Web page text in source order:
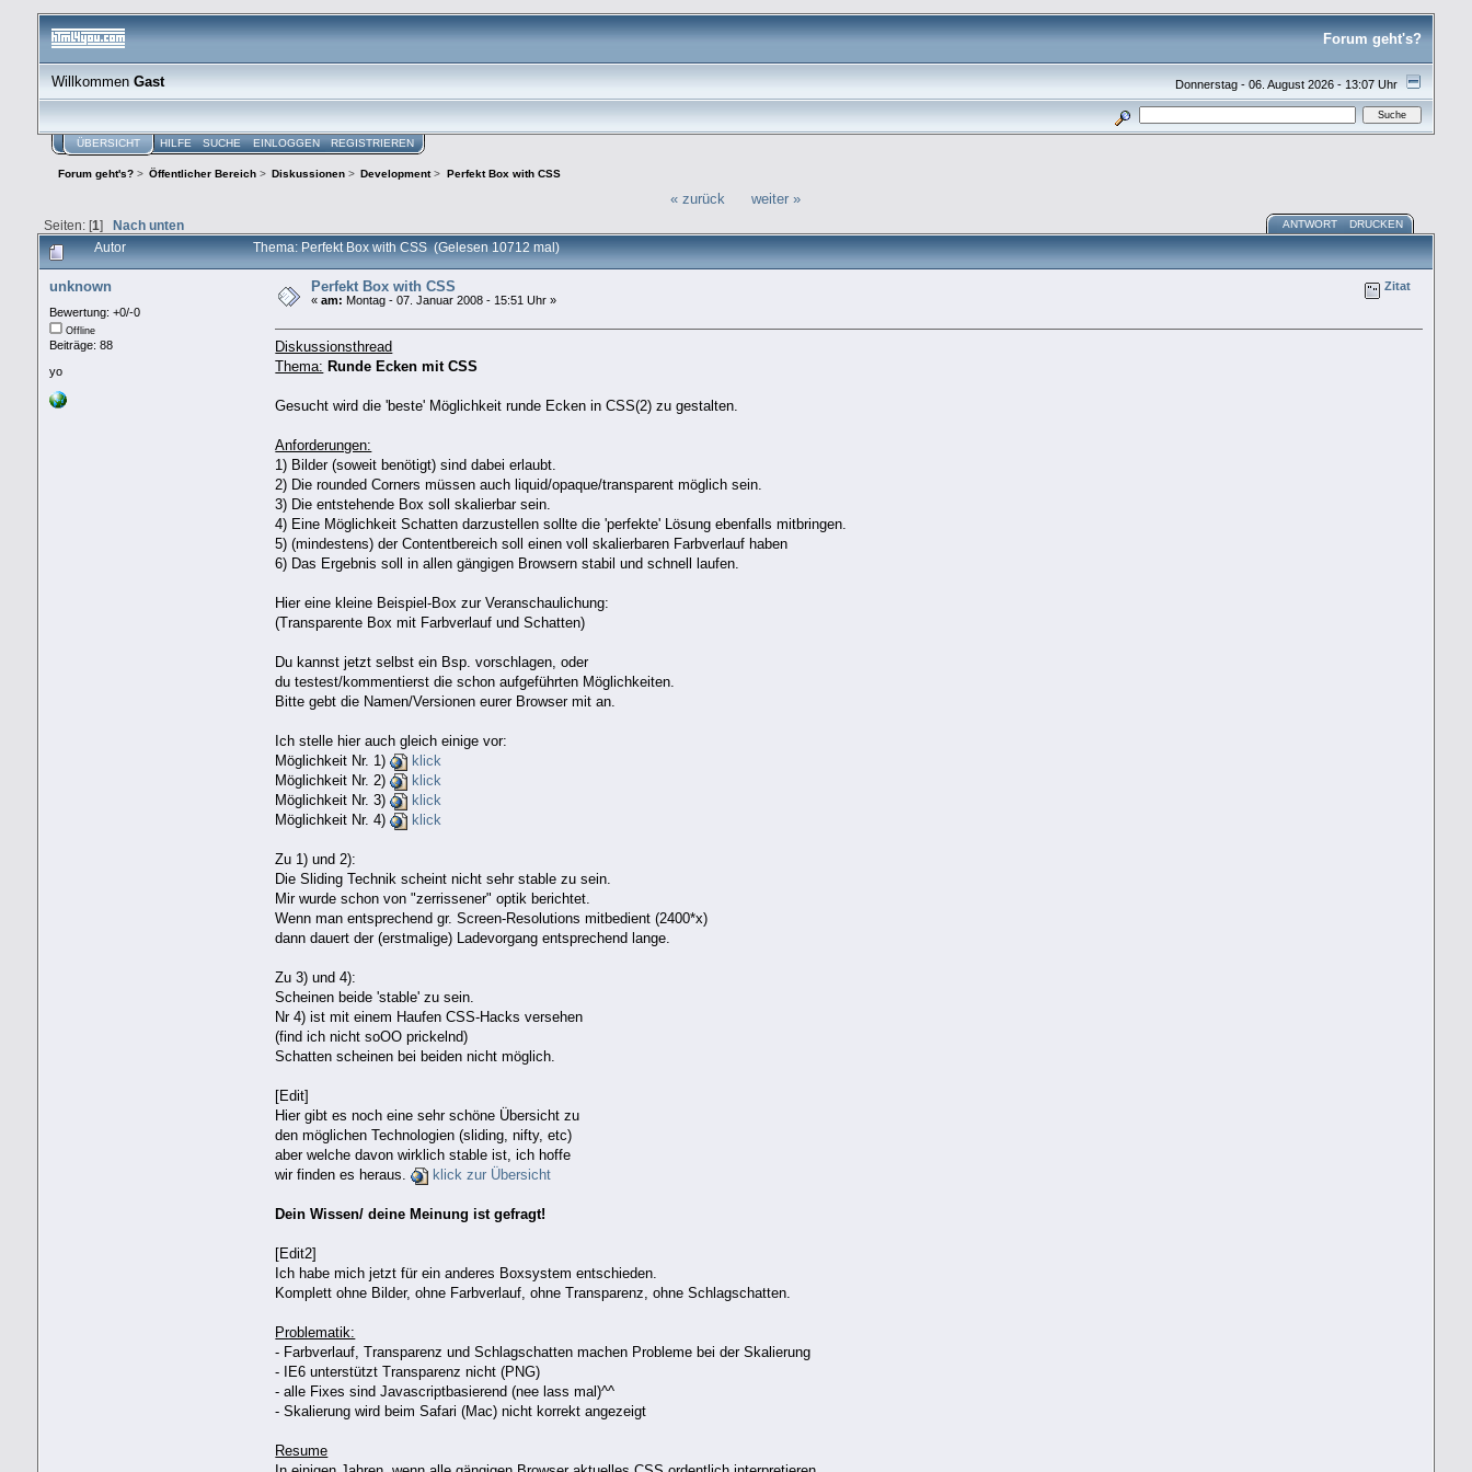
Forum geht's?
Donnerstag - 06. August 2026 - 13:07 Uhr
WillkommenGast
ÜBERSICHT HILFE SUCHE EINLOGGEN REGISTRIEREN
Forum geht's?> Öffentlicher Bereich > Diskussionen > Development> Perfekt Box with CSS
« zurück weiter »
Seiten: [1] Nach unten ANTWORT DRUCKEN
Autor Thema: Perfekt Box with CSS (Gelesen 10712 mal)
unknown
Bewertung: +0/-0
Offline
Beiträge: 88
yo
Perfekt Box with CSS
« am: Montag - 07. Januar 2008 - 15:51 Uhr »
Zitat
Diskussionsthread
Thema: Runde Ecken mit CSS
Gesucht wird die 'beste' Möglichkeit runde Ecken in CSS(2) zu gestalten.
Anforderungen:
1) Bilder (soweit benötigt) sind dabei erlaubt.
2) Die rounded Corners müssen auch liquid/opaque/transparent möglich sein.
3) Die entstehende Box soll skalierbar sein.
4) Eine Möglichkeit Schatten darzustellen sollte die 'perfekte' Lösung ebenfalls mitbringen.
5) (mindestens) der Contentbereich soll einen voll skalierbaren Farbverlauf haben
6) Das Ergebnis soll in allen gängigen Browsern stabil und schnell laufen.
Hier eine kleine Beispiel-Box zur Veranschaulichung:
(Transparente Box mit Farbverlauf und Schatten)
Du kannst jetzt selbst ein Bsp. vorschlagen, oder
du testest/kommentierst die schon aufgeführten Möglichkeiten.
Bitte gebt die Namen/Versionen eurer Browser mit an.
Ich stelle hier auch gleich einige vor:
Möglichkeit Nr. 1)
klick
Möglichkeit Nr. 2)
klick
Möglichkeit Nr. 3)
klick
Möglichkeit Nr. 4)
klick
Zu 1) und 2):
Die Sliding Technik scheint nicht sehr stable zu sein.
Mir wurde schon von "zerrissener" optik berichtet.
Wenn man entsprechend gr. Screen-Resolutions mitbedient (2400*x)
dann dauert der (erstmalige) Ladevorgang entsprechend lange.
Zu 3) und 4):
Scheinen beide 'stable' zu sein.
Nr 4) ist mit einem Haufen CSS-Hacks versehen
(find ich nicht soOO prickelnd)
Schatten scheinen bei beiden nicht möglich.
[Edit]
Hier gibt es noch eine sehr schöne Übersicht zu
den möglichen Technologien (sliding, nifty, etc)
aber welche davon wirklich stable ist, ich hoffe
wir finden es heraus.
klick zur Übersicht
Dein Wissen/ deine Meinung ist gefragt!
[Edit2]
Ich habe mich jetzt für ein anderes Boxsystem entschieden.
Komplett ohne Bilder, ohne Farbverlauf, ohne Transparenz, ohne Schlagschatten.
Problematik:
- Farbverlauf, Transparenz und Schlagschatten machen Probleme bei der Skalierung
- IE6 unterstützt Transparenz nicht (PNG)
- alle Fixes sind Javascriptbasierend (nee lass mal)^^
- Skalierung wird beim Safari (Mac) nicht korrekt angezeigt
Resume